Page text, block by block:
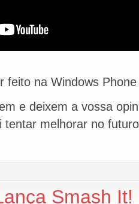
feito na Windows
e deixem a vossa
tentar melhorar no
Smash It!